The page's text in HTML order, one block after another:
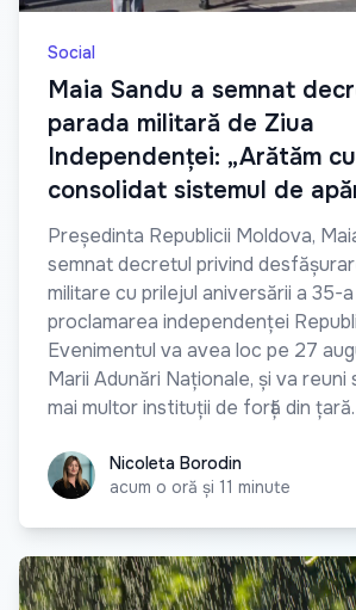
Social
Maia Sandu a semnat
parada militară de Ziua
Independenței: „Arătăm
consolidat sistemul de
Președinta Republicii Moldova,
semnat decretul privind
militare cu prilejul aniversării a 35-
proclamarea independenței
Evenimentul va avea loc pe 27
Marii Adunări Naționale, și va reuni
mai multor instituții de forță din țară.
Nicoleta Borodin
Nicoleta Borodin
acum o oră și 11 minute